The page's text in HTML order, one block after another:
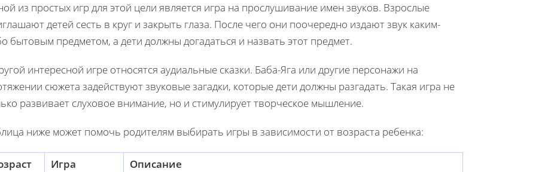
из простых игр для этой цели является игра на прослушивание имен звуков. Взрослые
детей сесть в круг и закрыть глаза. После чего они поочередно издают звук каким-
бытовым предметом, а дети должны догадаться и назвать этот предмет.
интересной игре относятся аудиальные сказки. Баба-Яга или другие персонажи на
сюжета задействуют звуковые загадки, которые дети должны разгадать. Такая игра не
развивает слуховое внимание, но и стимулирует творческое мышление.
ниже может помочь родителям выбирать игры в зависимости от возраста ребенка:
Игра Описание